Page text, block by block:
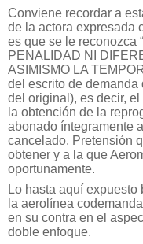
Conviene recordar a
de la actora expresada
es que se le reconozca
PENALIDAD NI
ASIMISMO LA
del escrito de demanda
del original), es decir,
la obtención de la
abonado íntegramente
cancelado. Pretensión
obtener y a la que
oportunamente.
Lo hasta aquí
la aerolínea
en su contra en el
doble enfoque.